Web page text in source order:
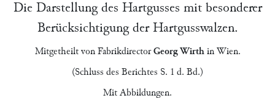
Die Darstellung des Hartgusses mit besonderer
Berücksichtigung der Hartgusswalzen.
Mitgetheilt von FabrikdirectorGeorg Wirth in Wien.
(Schluss des Berichtes S. 1 d. Bd.)
Mit Abbildungen.